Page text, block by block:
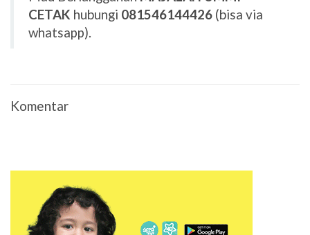
CETAK hubungi 081546144426 (bisa via
whatsapp).
Komentar